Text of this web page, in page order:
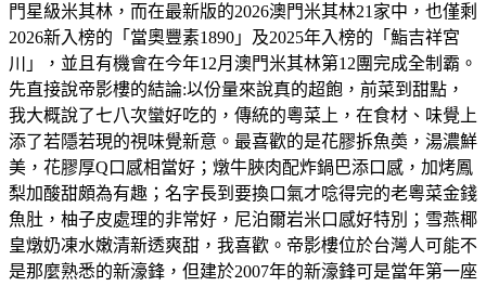
門星級米其林，而在最新版的2026澳門米其林21家中，也僅剩
2026新入榜的「當奧豐素1890」及2025年入榜的「鮨吉祥宮
川」，並且有機會在今年12月澳門米其林第12團完成全制霸。
先直接說帝影樓的結論:以份量來說真的超飽，前菜到甜點，
我大概說了七八次蠻好吃的，傳統的粵菜上，在食材、味覺上
添了若隱若現的視味覺新意。最喜歡的是花膠拆魚𡙡，湯濃鮮
美，花膠厚Q口感相當好；燉牛脥肉配炸鍋巴添口感，加烤鳳
梨加酸甜頗為有趣；名字長到要換口氣才唸得完的老粵菜金錢
魚肚，柚子皮處理的非常好，尼泊爾岩米口感好特別；雪燕椰
皇燉奶凍水嫩清新透爽甜，我喜歡。帝影樓位於台灣人可能不
是那麼熟悉的新濠鋒，但建於2007年的新濠鋒可是當年第一座